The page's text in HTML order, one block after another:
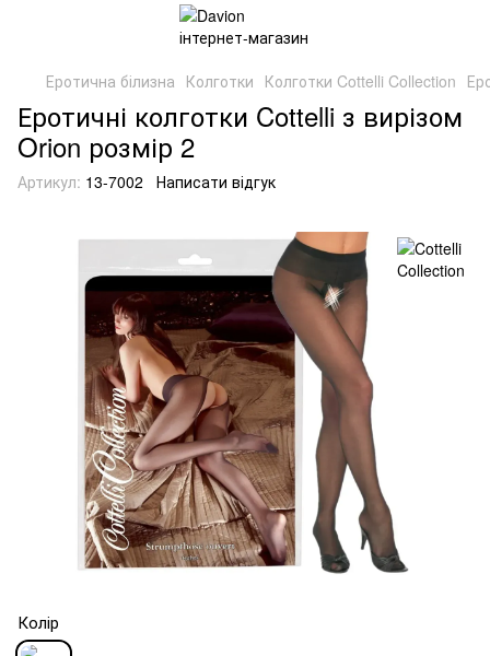
Еротична білизна Колготки Колготки Cottelli Collection
Еротичні колготки Cottelli з вирізом
Orion розмір 2
Артикул: 13-7002 Написати відгук
Колір